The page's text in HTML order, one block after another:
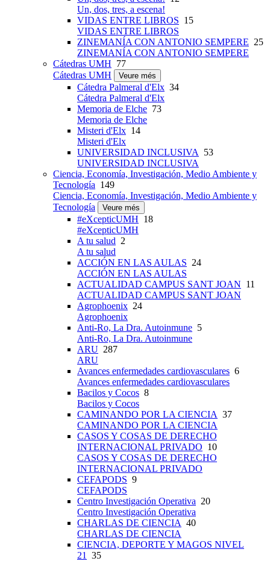
Un, dos, tres, a escena!
VIDAS ENTRE LIBROS 15
VIDAS ENTRE LIBROS
ZINEMANÍA CON ANTONIO SEMPERE 25
ZINEMANÍA CON ANTONIO SEMPERE
Cátedras UMH 77
Cátedras UMH
Veure més
Cátedra Palmeral d'Elx 34
Cátedra Palmeral d'Elx
Memoria de Elche 73
Memoria de Elche
Misteri d'Elx 14
Misteri d'Elx
UNIVERSIDAD INCLUSIVA
53
UNIVERSIDAD INCLUSIVA
Ciencia, Economía, Investigación, Medio Ambiente y
Tecnología 149
Ciencia, Economía, Investigación, Medio Ambiente y
Tecnología
Veure més
#eXcepticUMH 18
#eXcepticUMH
A tu salud 2
A tu salud
ACCIÓN EN LAS AULAS 24
ACCIÓN EN LAS AULAS
ACTUALIDAD CAMPUS SANT JOAN 11
ACTUALIDAD CAMPUS SANT JOAN
Agrophoenix 24
Agrophoenix
Anti-Ro, La Dra. Autoinmune 5
Anti-Ro, La Dra. Autoinmune
ARU 287
ARU
Avances enfermedades cardiovasculares 6
Avances enfermedades cardiovasculares
Bacilos y Cocos 8
Bacilos y Cocos
CAMINANDO POR LA CIENCIA 37
CAMINANDO POR LA CIENCIA
CASOS Y COSAS DE DERECHO
INTERNACIONAL PRIVADO 10
CASOS Y COSAS DE DERECHO
INTERNACIONAL PRIVADO
CEFAPODS 9
CEFAPODS
Centro Investigación Operativa 20
Centro Investigación Operativa
CHARLAS DE CIENCIA 40
CHARLAS DE CIENCIA
CIENCIA, DEPORTE Y MAGOS NIVEL
21
35